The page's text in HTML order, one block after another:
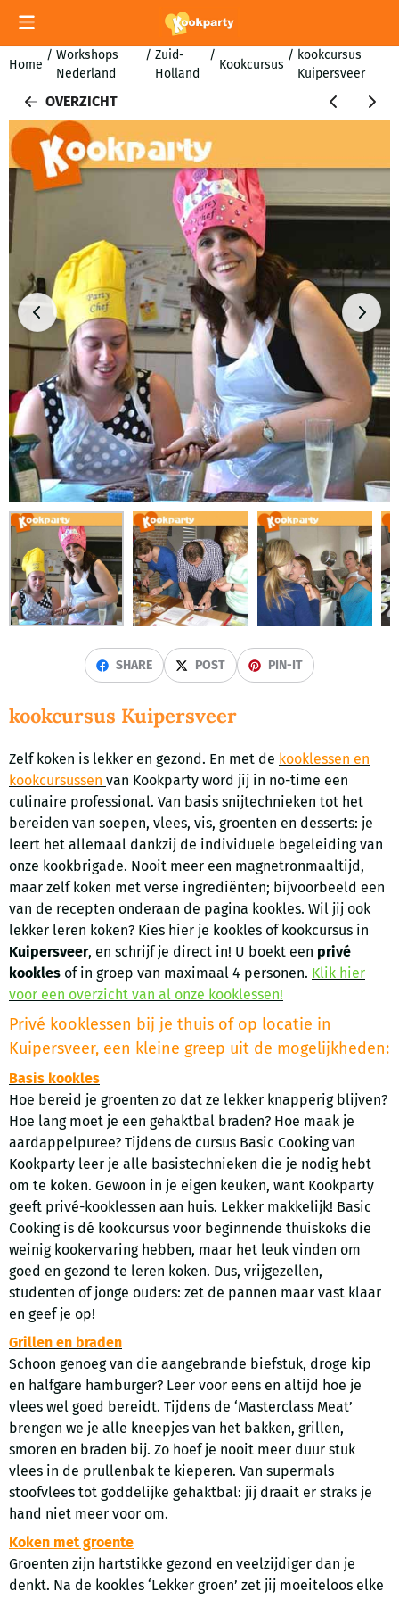
Cookievoorkeuren zijn momenteel gesloten.
Home
/ Workshops
Nederland
/ Zuid-
Holland
/
Kookcursus
/ kookcursus
Kuipersveer
OVERZICHT
SHARE POST PIN-IT
kookcursus Kuipersveer
Zelf koken is lekker en gezond. En met de kooklessen en
kookcursussen van Kookparty word jij in no-time een
culinaire professional. Van basis snijtechnieken tot het
bereiden van soepen, vlees, vis, groenten en desserts: je
leert het allemaal dankzij de individuele begeleiding van
onze kookbrigade. Nooit meer een magnetronmaaltijd,
maar zelf koken met verse ingrediënten; bijvoorbeeld een
van de recepten onderaan de pagina kookles. Wil jij ook
lekker leren koken? Kies hier je kookles of kookcursus in
Kuipersveer, en schrijf je direct in! U boekt een privé
kookles of in groep van maximaal 4 personen. Klik hier
voor een overzicht van al onze kooklessen!
Privé kooklessen bij je thuis of op locatie in
Kuipersveer, een kleine greep uit de mogelijkheden:
Basis kookles
Hoe bereid je groenten zo dat ze lekker knapperig blijven?
Hoe lang moet je een gehaktbal braden? Hoe maak je
aardappelpuree? Tijdens de cursus Basic Cooking van
Kookparty leer je alle basistechnieken die je nodig hebt
om te koken. Gewoon in je eigen keuken, want Kookparty
geeft privé-kooklessen aan huis. Lekker makkelijk! Basic
Cooking is dé kookcursus voor beginnende thuiskoks die
weinig kookervaring hebben, maar het leuk vinden om
goed en gezond te leren koken. Dus, vrijgezellen,
studenten of jonge ouders: zet de pannen maar vast klaar
en geef je op!
Grillen en braden
Schoon genoeg van die aangebrande biefstuk, droge kip
en halfgare hamburger? Leer voor eens en altijd hoe je
vlees wel goed bereidt. Tijdens de ‘Masterclass Meat’
brengen we je alle kneepjes van het bakken, grillen,
smoren en braden bij. Zo hoef je nooit meer duur stuk
vlees in de prullenbak te kieperen. Van supermals
stoofvlees tot goddelijke gehaktbal: jij draait er straks je
hand niet meer voor om.
Koken met groente
Groenten zijn hartstikke gezond en veelzijdiger dan je
denkt. Na de kookles ‘Lekker groen’ zet jij moeiteloos elke